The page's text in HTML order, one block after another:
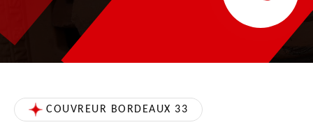
COUVREUR BORDEAUX 33